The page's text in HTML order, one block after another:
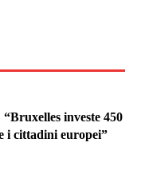
investe 450
i cittadini europei”